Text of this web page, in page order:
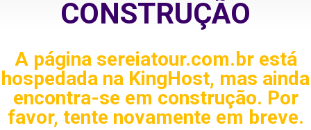
CONSTRUÇÃO
A página sereiatour.com.brestá
hospedada na KingHost, mas ainda
encontra-se em construção. Por
favor, tente novamente em breve.